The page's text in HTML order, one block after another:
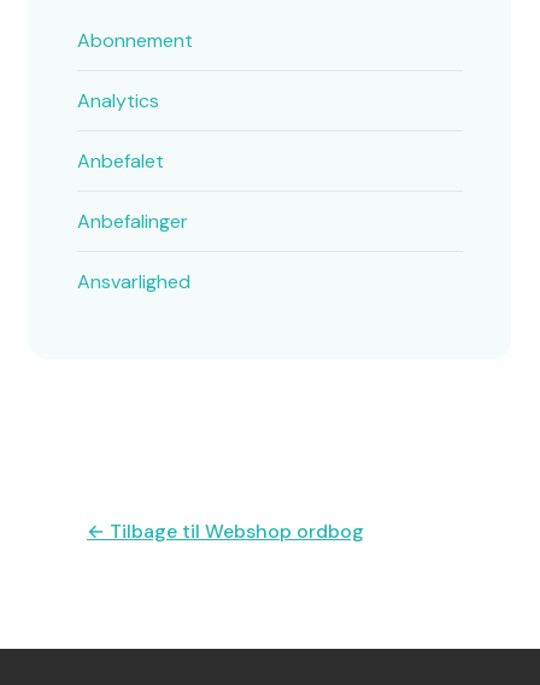
Abonnement
Analytics
Anbefalet
Anbefalinger
Ansvarlighed
← Tilbage til Webshop ordbog